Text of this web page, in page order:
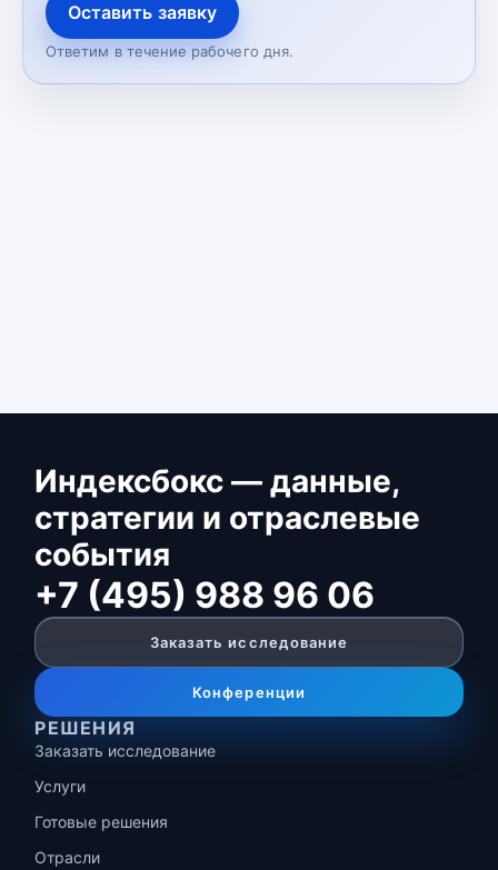
Оставить заявку
Ответим в течение рабочего дня.
Индексбокс — данные,
стратегии и отраслевые
события
+7 (495) 988 96 06
Заказать исследование
Конференции
РЕШЕНИЯ
Заказать исследование
Услуги
Готовые решения
Отрасли